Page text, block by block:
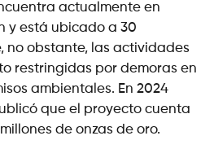
actualmente en
y está ubicado a 30
no obstante, las actividades
restringidas por demoras en
ambientales. En 2024
que el proyecto cuenta
de onzas de oro.